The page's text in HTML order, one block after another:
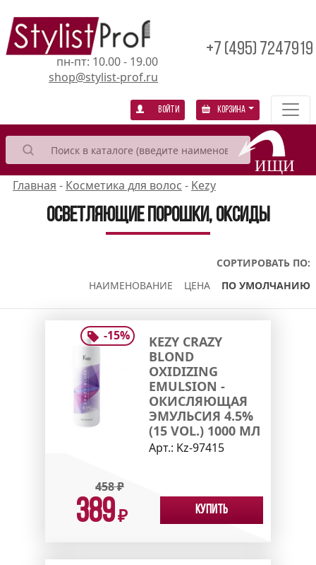
пн-пт: 10.00 - 19.00
shop@stylist-prof.ru
+7 (495) 7247919
Войти Корзина
Главная - Косметика для волос - Kezy
Осветляющие порошки, оксиды
СОРТИРОВАТЬ ПО:
НАИМЕНОВАНИЕ
ЦЕНА ПО УМОЛЧАНИЮ
-15%
KEZY CRAZY
BLOND
OXIDIZING
EMULSION -
ОКИСЛЯЮЩАЯ
ЭМУЛЬСИЯ 4.5%
(15 VOL.) 1000 МЛ
Арт.: Kz-97415
458₽
389₽ Купить